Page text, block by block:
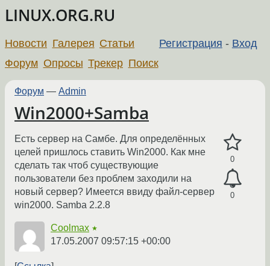
LINUX.ORG.RU
Регистрация - Вход
Новости Галерея Статьи
Форум Опросы Трекер Поиск
Форум — Admin
Win2000+Samba
0
0
Есть сервер на Самбе. Для определённых
целей пришлось ставить Win2000. Как мне
сделать так чтоб существующие
пользователи без проблем заходили на
новый сервер? Имеется ввиду файл-сервер
win2000. Samba 2.2.8
Coolmax ★
17.05.2007 09:57:15 +00:00